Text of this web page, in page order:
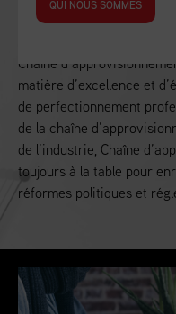
Alimenter la
Chaîne
matière d’excellence et
de perfectionnement
de la chaîne
de l’industrie, Chaîne
toujours à la table pour
réformes politiques et
QUI NOUS SOMMES